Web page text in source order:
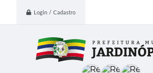
Login / Cadastro